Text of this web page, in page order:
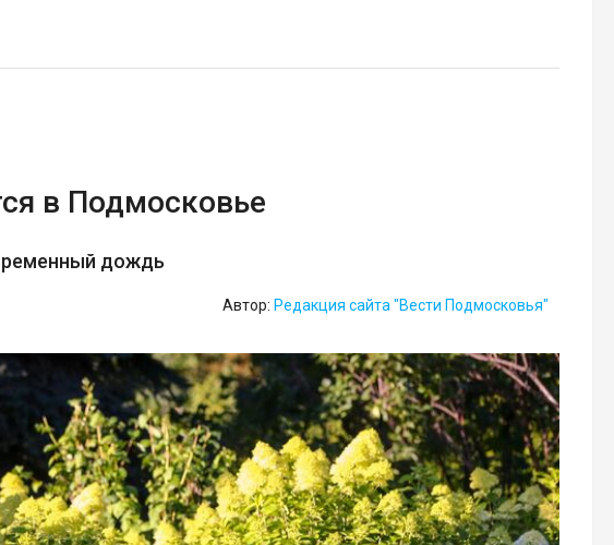
в Подмосковье
дождь
Автор: Редакция сайта "Вести Подмосковья"